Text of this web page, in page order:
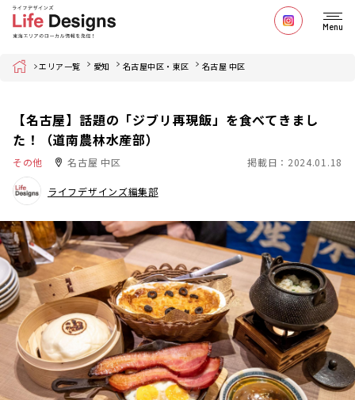
Menu
Home エリア一覧 愛知 名古屋中区・東区 名古屋 中区
【名古屋】話題の「ジブリ再現飯」を食べてきまし
た！（道南農林水産部）
その他 名古屋 中区 掲載日：2024.01.18
ライフデザインズ編集部